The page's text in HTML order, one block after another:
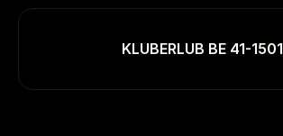
KLUBERLUB BE 41-1501